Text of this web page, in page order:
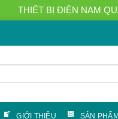
THIẾT BỊ ĐIỆN NAM
GIỚI THIỆU SẢN PHẨM